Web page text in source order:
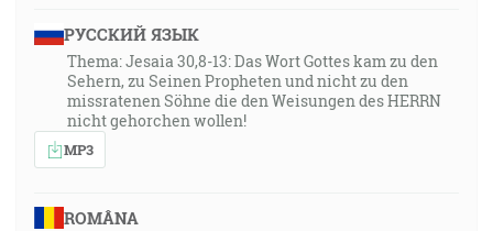
РУССКИЙ ЯЗЫК
Thema: Jesaia 30,8-13: Das Wort Gottes kam zu den
Sehern, zu Seinen Propheten und nicht zu den
missratenen Söhne die den Weisungen des HERRN
nicht gehorchen wollen!
MP3
ROMÂNA